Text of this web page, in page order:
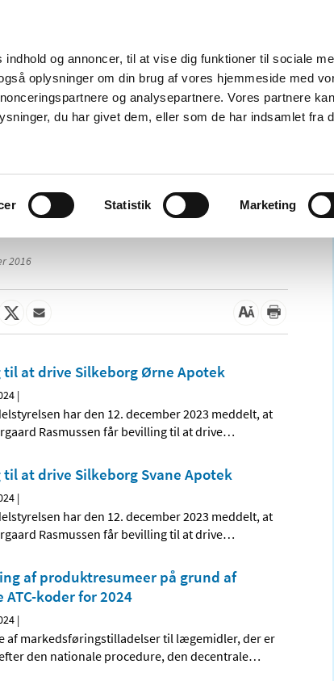
og annoncer, til at vise dig funktioner til sociale
oplysninger om din brug af vores hjemmeside med
og analysepartnere. Vores partnere kan
du har givet dem, eller som de har indsamlet fra
Statistik Marketing
Nyheder Om os Kontakt
Tilskud og
Apoteker og salg af
2016
til at drive Silkeborg Ørne Apotek
|
har den 12. december 2023 meddelt, at
Rasmussen får bevilling til at drive…
at drive Silkeborg Svane Apotek
|
har den 12. december 2023 meddelt, at
Rasmussen får bevilling til at drive…
af produktresumeer på grund af
koder for 2024
|
af markedsføringstilladelser til lægemidler, der er
den nationale procedure, den decentrale…